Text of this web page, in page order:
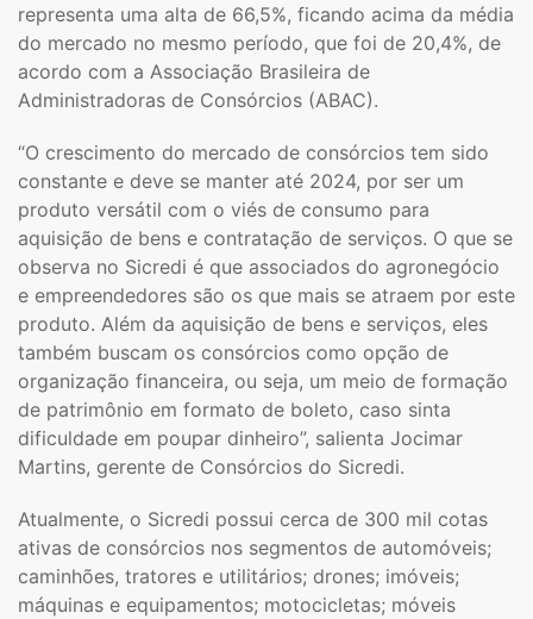
representa uma alta de 66,5%, ficando acima da média
do mercado no mesmo período, que foi de 20,4%, de
acordo com a Associação Brasileira de
Administradoras de Consórcios (ABAC).
“O crescimento do mercado de consórcios tem sido
constante e deve se manter até 2024, por ser um
produto versátil com o viés de consumo para
aquisição de bens e contratação de serviços. O que se
observa no Sicredi é que associados do agronegócio
e empreendedores são os que mais se atraem por este
produto. Além da aquisição de bens e serviços, eles
também buscam os consórcios como opção de
organização financeira, ou seja, um meio de formação
de patrimônio em formato de boleto, caso sinta
dificuldade em poupar dinheiro”, salienta Jocimar
Martins, gerente de Consórcios do Sicredi.
Atualmente, o Sicredi possui cerca de 300 mil cotas
ativas de consórcios nos segmentos de automóveis;
caminhões, tratores e utilitários; drones; imóveis;
máquinas e equipamentos; motocicletas; móveis